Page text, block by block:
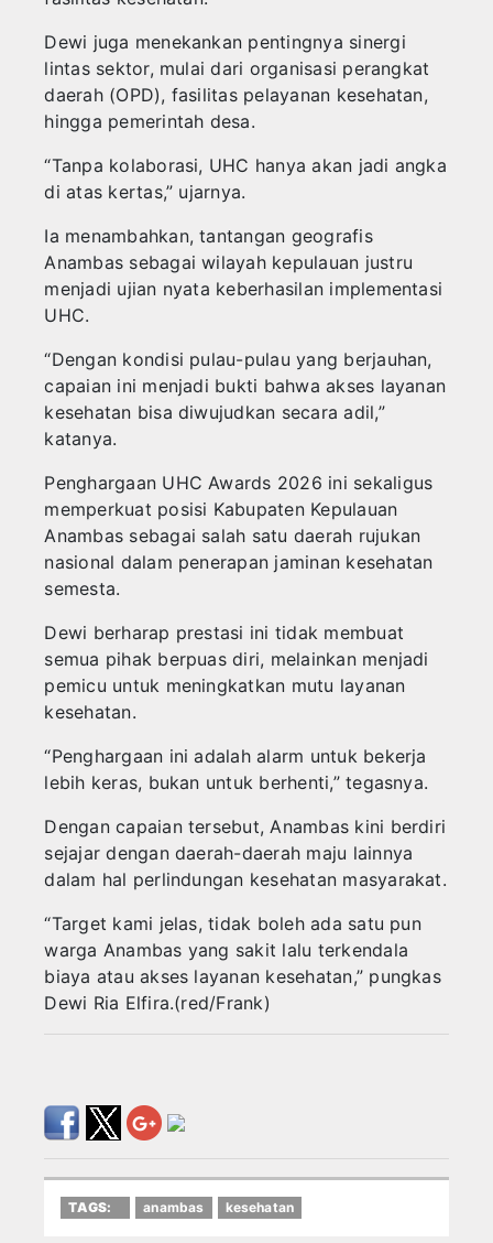
‎Dewi juga menekankan pentingnya sinergi
lintas sektor, mulai dari organisasi perangkat
daerah (OPD), fasilitas pelayanan kesehatan,
hingga pemerintah desa.
‎“Tanpa kolaborasi, UHC hanya akan jadi angka
di atas kertas,” ujarnya.
‎Ia menambahkan, tantangan geografis
Anambas sebagai wilayah kepulauan justru
menjadi ujian nyata keberhasilan implementasi
UHC.
‎“Dengan kondisi pulau-pulau yang berjauhan,
capaian ini menjadi bukti bahwa akses layanan
kesehatan bisa diwujudkan secara adil,”
katanya.
‎Penghargaan UHC Awards 2026 ini sekaligus
memperkuat posisi Kabupaten Kepulauan
Anambas sebagai salah satu daerah rujukan
nasional dalam penerapan jaminan kesehatan
semesta.
‎Dewi berharap prestasi ini tidak membuat
semua pihak berpuas diri, melainkan menjadi
pemicu untuk meningkatkan mutu layanan
kesehatan.
‎“Penghargaan ini adalah alarm untuk bekerja
lebih keras, bukan untuk berhenti,” tegasnya.
‎Dengan capaian tersebut, Anambas kini berdiri
sejajar dengan daerah-daerah maju lainnya
dalam hal perlindungan kesehatan masyarakat.
‎“Target kami jelas, tidak boleh ada satu pun
warga Anambas yang sakit lalu terkendala
biaya atau akses layanan kesehatan,” pungkas
Dewi Ria Elfira.(red/Frank)
TAGS: anambas kesehatan